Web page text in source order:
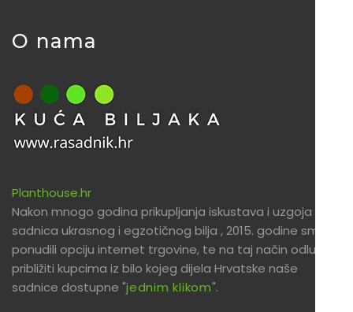
O nama
Planthouse.hr
Nakon mnogo godina prikupljanja iskustava i uzgoja
sadnica ukrasnog i egzotičnog bilja , 2015. godine smo
ponudili opciju internet trgovine, te na taj način odlučili
približiti kupcima iz bilo kojeg dijela Hrvatske naše
sadnice dostupne "jednim klikom".